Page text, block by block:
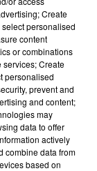
rappelerCreate
personalised
content
or combinations
services; Create
personalised
prevent and
and content;
may
data to offer
actively
combine data from
based on